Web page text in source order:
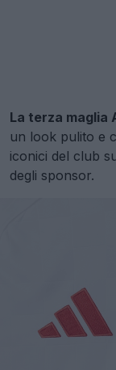
La terza maglia
un look pulito e
iconici del club
degli sponsor.